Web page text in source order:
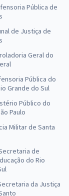
Pública de
de Justiça de
Geral do
Pública do
Grande do Sul
Público do
Paulo
Militar de Santa
de
do Rio
da Justiça